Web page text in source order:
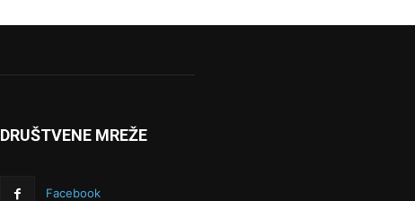
DRUŠTVENE MREŽE
Facebook